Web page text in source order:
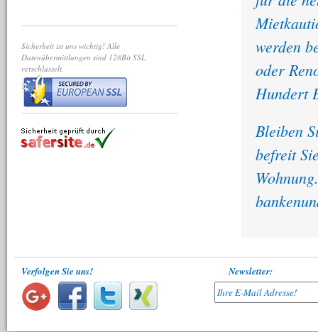
Sicherheit ist uns wichtig! Alle
Datenübermittlungen sind 128Bit SSL
verschlüsselt.
werden
oder
Hundert
Bleiben
befreit
Verfolgen Sie uns! Newsletter: